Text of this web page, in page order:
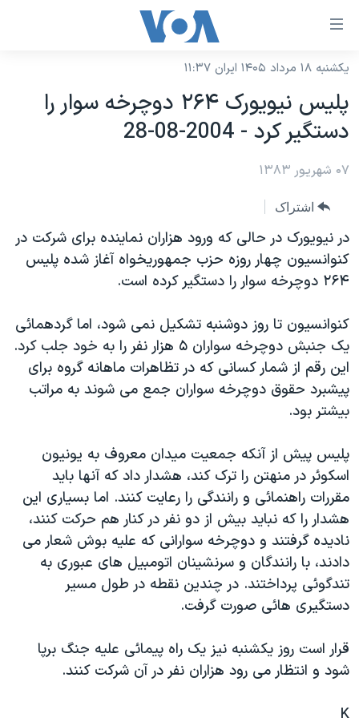
لینکهای
دسترسی
جهش
محتوای
اصلی
اصلی
جهش
جستجو
نسخه سبک وب‌سایت
موضوع ها
ایران
آمریکا
ورزشی
گزیده‌ها
ویژه برنامه‌ها
ویدیوها
فرهنگ و زندگی
علم و فناوری
اسرائیل در جنگ
گالری عکس
آرشیو پخش زنده
برنامه های تلویزیونی
جدول برنامه ها
صفحه‌های ویژه
جام جهانی ۲۰۲۶
عملیات خشم حماسی
۲۵۰سالگی آمریکا
بایگانی برنامه‌های تلویزیونی
مستندها
رمز مهسا
ورزش زنان در ایران
اعتراضات زن، زندگی، آزادی
مجموعه مستندهای دادخواهی
تریبونال مردمی آبان ۹۸
دادگاه حمید نوری
قانون شفافیت دارائی کادر رهبری ایران
فرکانس‌های صدای آمریکا
پخش رادیویی
یادگیری زبان انگلیسی
دنبال کنید
زبانهای مختلف
یکشنبه ۱۸ مرداد ۱۴۰۵ ایران ۱۱:۳۷
پليس نيويورک ۲۶۴ دوچرخه سوار را
دستگير کرد - 2004-08-28
۰۷ شهریور ۱۳۸۳
اشتراک
در نيويورک در حالی که ورود هزاران نماينده برای شرکت در
کنوانسيون چهار روزه حزب جمهوريخواه آغاز شده پليس
۲۶۴ دوچرخه سوار را دستگير کرده است.
کنوانسيون تا روز دوشنبه تشکيل نمی شود، اما گردهمائی
يک جنبش دوچرخه سواران ۵ هزار نفر را به خود جلب کرد.
اين رقم از شمار کسانی که در تظاهرات ماهانه گروه برای
پيشبرد حقوق دوچرخه سواران جمع می شوند به مراتب
بيشتر بود.
پليس پيش از آنکه جمعيت ميدان معروف به يونيون
اسکوئر در منهتن را ترک کند، هشدار داد که آنها بايد
مقررات راهنمائی و رانندگی را رعايت کنند. اما بسياری اين
هشدار را که نبايد بيش از دو نفر در کنار هم حرکت کنند،
ناديده گرفتند و دوچرخه سوارانی که عليه بوش شعار می
دادند، با رانندگان و سرنشينان اتومبيل های عبوری به
تندگوئی پرداختند. در چندين نقطه در طول مسير
دستگيری هائی صورت گرفت.
قرار است روز يکشنبه نيز يک راه پيمائی عليه جنگ برپا
شود و انتظار می رود هزاران نفر در آن شرکت کنند.